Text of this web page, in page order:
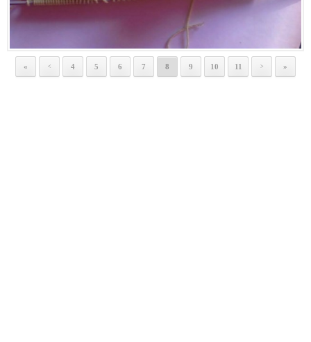
« < 4 5 6 7 8 9 10 11 > »